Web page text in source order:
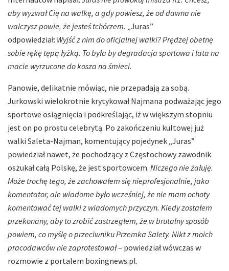
aby wyzwał Cię na walkę, a gdy powiesz, że od dawna nie
walczysz powie, że jesteś tchórzem. „Juras”
odpowiedział: Wyjść z nim do oficjalnej walki? Prędzej obetnę
sobie rękę tępą łyżką. To była by degradacja sportowa i lata na
macie wyrzucone do kosza na śmieci.
Panowie, delikatnie mówiąc, nie przepadają za sobą.
Jurkowski wielokrotnie krytykował Najmana podważając jego
sportowe osiągnięcia i podkreślając, iż w większym stopniu
jest on po prostu celebrytą. Po zakończeniu kultowej już
walki Saleta-Najman, komentujący pojedynek „Juras”
powiedział nawet, że pochodzący z Częstochowy zawodnik
oszukał całą Polskę, że jest sportowcem. Niczego nie żałuję.
Może trochę tego, że zachowałem się nieprofesjonalnie, jako
komentator, ale wiadome było wcześniej, że nie mam ochoty
komentować tej walki z wiadomych przyczyn. Kiedy zostałem
przekonany, aby to zrobić zastrzegłem, że w brutalny sposób
powiem, co myślę o przeciwniku Przemka Salety. Nikt z moich
pracodawców nie zaprotestował– powiedział wówczas w
rozmowie z portalem boxingnews.pl.